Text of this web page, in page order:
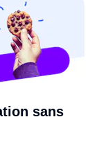
100 €
prises
main-d'œuvre,